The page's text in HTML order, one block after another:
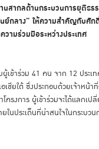
นสากลด้านกระบวนการยุติธร
ย์กลาง” ให้ความสำคัญกับศัก
ามร่วมมือระหว่างประเทศ
เข้าร่วม 41 คน จาก 12 ประเ
อเชียใต้ ซึ่งประกอบด้วยเจ้าหน้า
โครงการ ผู้เข้าร่วมจะได้แลกเ
ในประเด็นที่น่าสนใจในกระบว